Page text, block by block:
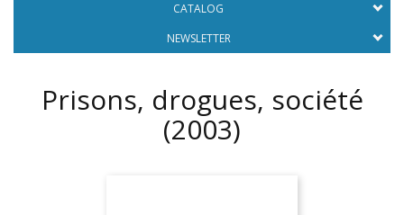
CATALOG
NEWSLETTER
Prisons, drogues, société
(2003)